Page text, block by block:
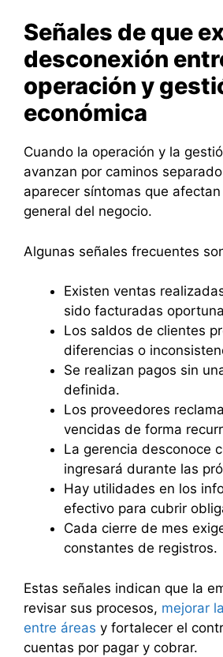
Señales de que
desconexión
operación y
económica
Cuando la operación y la
avanzan por caminos
aparecer síntomas que
general del negocio.
Algunas señales frecuentes
Existen ventas
sido facturadas
Los saldos de clientes
diferencias o
Se realizan pagos sin
definida.
Los proveedores
vencidas de forma
La gerencia desconoce
ingresará durante las
Hay utilidades en los
efectivo para cubrir
Cada cierre de mes
constantes de registros.
Estas señales indican que la
revisar sus procesos, mejorar
entre áreas y fortalecer el
cuentas por pagar y cobrar.